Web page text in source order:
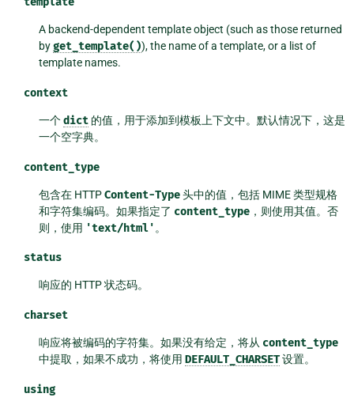
A backend-dependent template object (such as those returned
byget_template()), the name of a template, or a list of
template names.
context
一个dict 的值，用于添加到模板上下文中。默认情况下，这是
一个空字典。
content_type
包含在 HTTPContent-Type头中的值，包括 MIME 类型规格
和字符集编码。如果指定了 content_type ，则使用其值。否
则，使用 'text/html' 。
status
响应的 HTTP 状态码。
charset
响应将被编码的字符集。如果没有给定，将从 content_type
中提取，如果不成功，将使用DEFAULT_CHARSET设置。
using